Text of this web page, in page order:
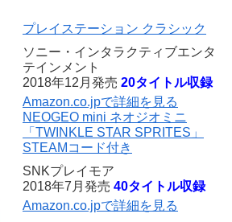
プレイステーション クラシック
ソニー・インタラクティブエンタ
テインメント
2018年12月発売 20タイトル収録
Amazon.co.jpで詳細を見る
NEOGEO mini ネオジオミニ
「TWINKLE STAR SPRITES」
STEAMコード付き
SNKプレイモア
2018年7月発売 40タイトル収録
Amazon.co.jpで詳細を見る